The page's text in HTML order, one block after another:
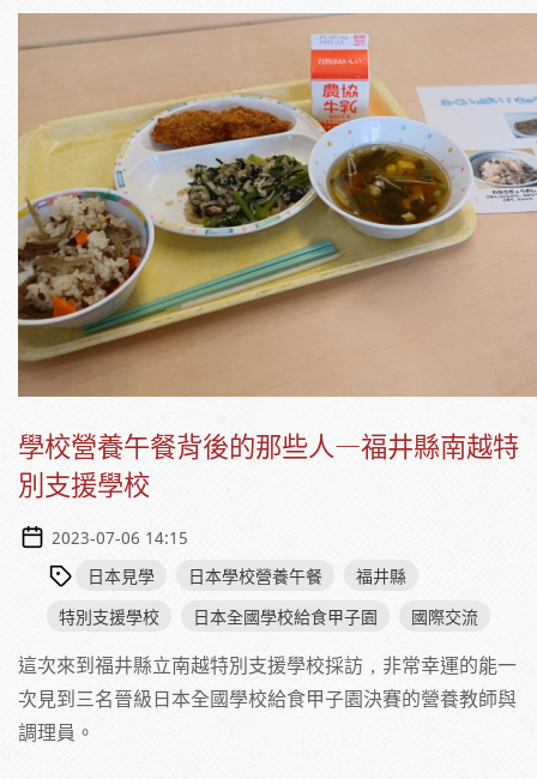
學校營養午餐背後的那些人—福井縣南越特
別支援學校
2023-07-06 14:15
日本見學 日本學校營養午餐
福井縣
特別支援學校
日本全國學校給食甲子園 國際交流
這次來到福井縣立南越特別支援學校採訪，非常幸運的能一
次見到三名晉級日本全國學校給食甲子園決賽的營養教師與
調理員。